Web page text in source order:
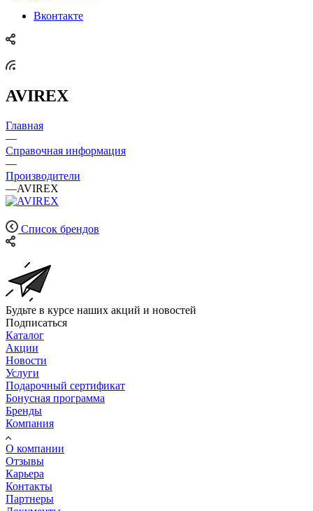
Вконтакте
AVIREX
Главная
—
Справочная информация
—
Производители
—AVIREX
Список брендов
Будьте в курсе наших акций и новостей
Подписаться
Каталог
Акции
Новости
Услуги
Подарочный сертификат
Бонусная программа
Бренды
Компания
О компании
Отзывы
Карьера
Контакты
Партнеры